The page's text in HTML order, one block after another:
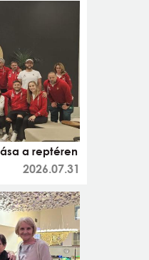
a reptéren
2026.07.31